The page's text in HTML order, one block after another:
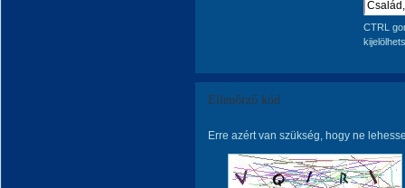
CTRL
Ellenőrző kód
Erre azért van szükség, hogy ne